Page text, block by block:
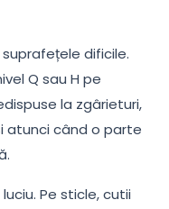
dificile.
Q sau H pe
la zgârieturi,
atunci când o parte
Pe sticle, cutii